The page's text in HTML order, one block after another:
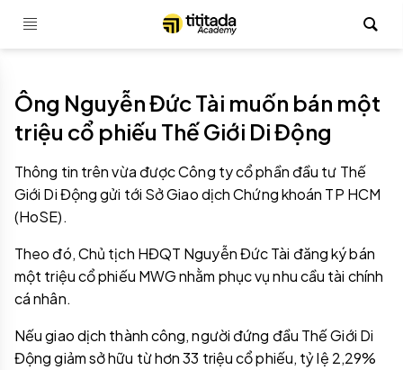
Ông Nguyễn Đức Tài muốn bán một
triệu cổ phiếu Thế Giới Di Động
Thông tin trên vừa được Công ty cổ phần đầu tư Thế
Giới Di Động gửi tới Sở Giao dịch Chứng khoán TP HCM
(HoSE).
Theo đó, Chủ tịch HĐQT Nguyễn Đức Tài đăng ký bán
một triệu cổ phiếu MWG nhằm phục vụ nhu cầu tài chính
cá nhân.
Nếu giao dịch thành công, người đứng đầu Thế Giới Di
Động giảm sở hữu từ hơn 33 triệu cổ phiếu, tỷ lệ 2,29%